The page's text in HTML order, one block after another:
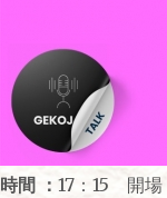
時間 ：17：15 開